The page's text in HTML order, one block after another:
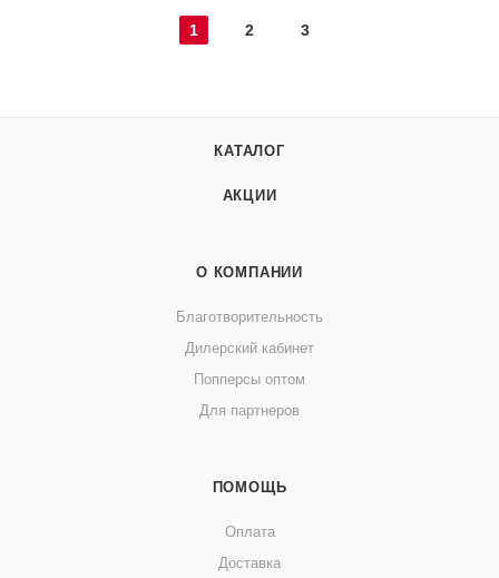
1 2 3
КАТАЛОГ
АКЦИИ
О КОМПАНИИ
Благотворительность
Дилерский кабинет
Попперсы оптом
Для партнеров
ПОМОЩЬ
Оплата
Доставка